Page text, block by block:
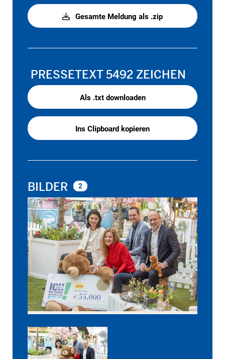
Gesamte Meldung als .zip
PRESSETEXT5492 ZEICHEN
Als .txt downloaden
Ins Clipboard kopieren
BILDER 2